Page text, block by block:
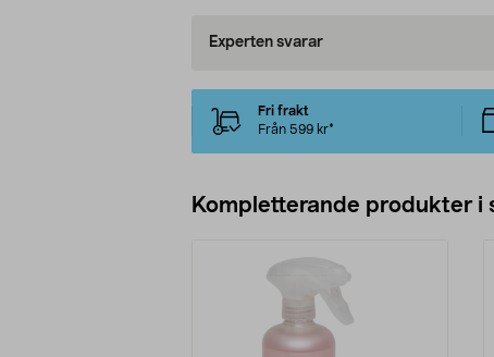
Experten svarar
Fri frakt
Från 599 kr*
Kompletterande produkter i